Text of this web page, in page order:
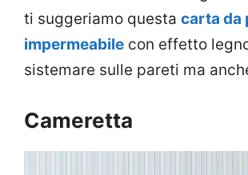
ti suggeriamo questa carta da
impermeabile con effetto
sistemare sulle pareti ma
Cameretta